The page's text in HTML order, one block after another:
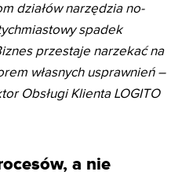
działów narzędzia no-
spadek
przestaje narzekać na
własnych usprawnień–
Obsługi Klienta LOGITO
a nie